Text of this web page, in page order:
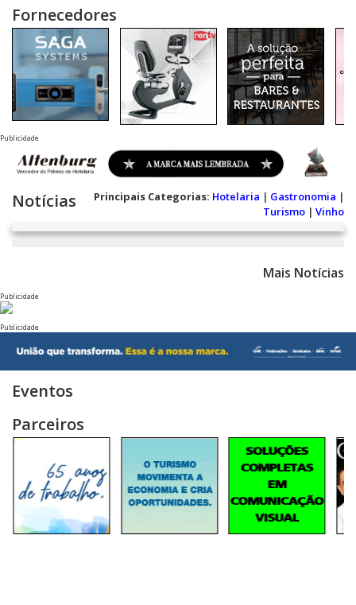
Fornecedores
Publicidade
Notícias Principais Categorias: Hotelaria | Gastronomia |
Turismo | Vinho
Mais Notícias
Publicidade
Publicidade
Eventos
Parceiros